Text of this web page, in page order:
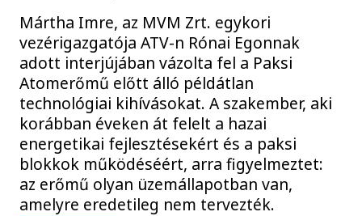
Mártha Imre, az MVM Zrt. egykori
vezérigazgatója ATV-n Rónai Egonnak
adott interjújában vázolta fel a Paksi
Atomerőmű előtt álló példátlan
technológiai kihívásokat. A szakember, aki
korábban éveken át felelt a hazai
energetikai fejlesztésekért és a paksi
blokkok működéséért, arra figyelmeztet:
az erőmű olyan üzemállapotban van,
amelyre eredetileg nem tervezték.